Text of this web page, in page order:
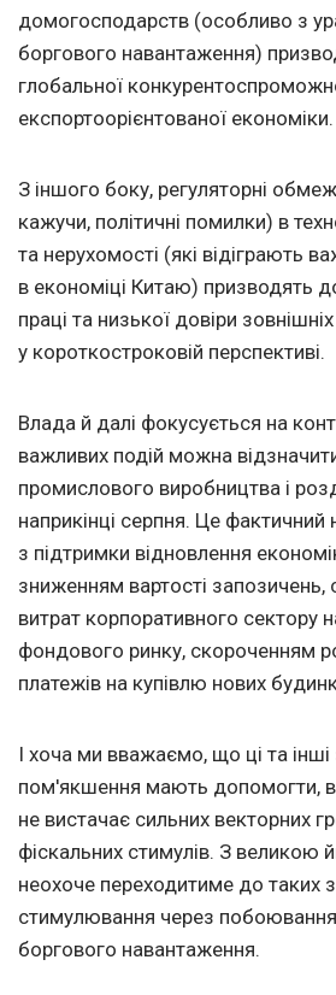
домогосподарств (особливо з
боргового навантаження)
глобальної
експортоорієнтованої економіки.
З іншого боку, регуляторні
кажучи, політичні помилки) в
та нерухомості (які відіграють
в економіці Китаю) призводять
праці та низької довіри зовнішніх
у короткостроковій перспективі.
Влада й далі фокусується на
важливих подій можна
промислового виробництва і
наприкінці серпня. Це фактичний
з підтримки відновлення
зниженням вартості
витрат корпоративного сектору
фондового ринку, скороченням
платежів на купівлю нових
І хоча ми вважаємо, що ці та інші
пом'якшення мають допомогти,
не вистачає сильних векторних
фіскальних стимулів. З великою
неохоче переходитиме до таких
стимулювання через
боргового навантаження.